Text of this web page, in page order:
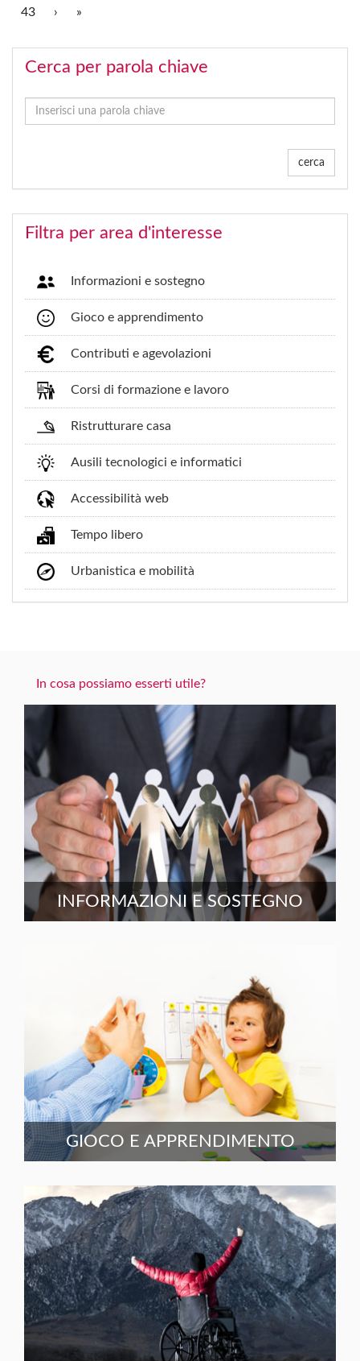
43 › »
Cerca per parola chiave
cerca
Filtra per area d'interesse
Informazioni e sostegno
Gioco e apprendimento
Contributi e agevolazioni
Corsi di formazione e lavoro
Ristrutturare casa
Ausili tecnologici e informatici
Accessibilità web
Tempo libero
Urbanistica e mobilità
In cosa possiamo esserti utile?
INFORMAZIONI E SOSTEGNO
GIOCO E APPRENDIMENTO